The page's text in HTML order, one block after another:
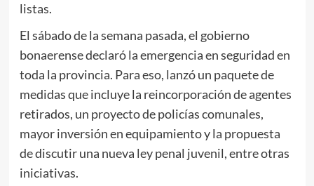
listas.
El sábado de la semana pasada, el gobierno
bonaerense declaró la emergencia en seguridad en
toda la provincia. Para eso, lanzó un paquete de
medidas que incluye la reincorporación de agentes
retirados, un proyecto de policías comunales,
mayor inversión en equipamiento y la propuesta
de discutir una nueva ley penal juvenil, entre otras
iniciativas.